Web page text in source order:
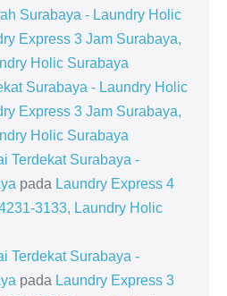
Surabaya - Laundry Holic
Express 3 Jam Surabaya,
Holic Surabaya
Surabaya - Laundry Holic
Express 3 Jam Surabaya,
Holic Surabaya
Terdekat Surabaya -
pada Laundry Express 4
3133, Laundry Holic
Terdekat Surabaya -
pada Laundry Express 3